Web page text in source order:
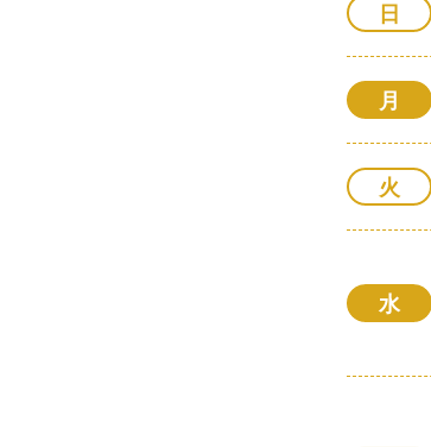
日
月
火
水